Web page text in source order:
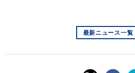
最新ニュース一覧